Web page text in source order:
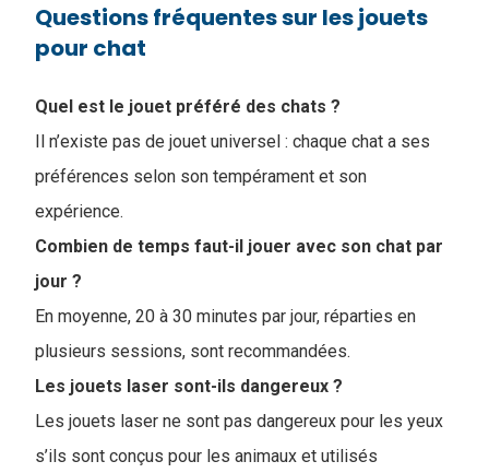
Questions fréquentes sur les jouets
pour chat
Quel est le jouet préféré des chats ?
Il n’existe pas de jouet universel : chaque chat a ses
préférences selon son tempérament et son
expérience.
Combien de temps faut-il jouer avec son chat par
jour ?
En moyenne, 20 à 30 minutes par jour, réparties en
plusieurs sessions, sont recommandées.
Les jouets laser sont-ils dangereux ?
Les jouets laser ne sont pas dangereux pour les yeux
s’ils sont conçus pour les animaux et utilisés